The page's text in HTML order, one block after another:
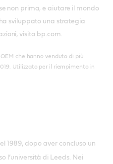
non prima, e aiutare il mondo
sviluppato una strategia
visita bp.com.
che hanno venduto di più
Utilizzato per il riempimento in
1989, dopo aver concluso un
l’università di Leeds. Nei